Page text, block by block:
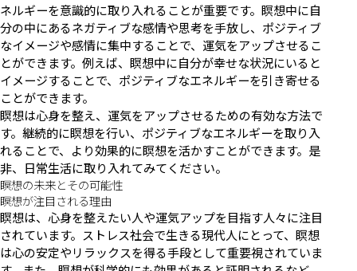
ネルギーを意識的に取り入れることが重要です。瞑想中に自
分の中にあるネガティブな感情や思考を手放し、ポジティブ
なイメージや感情に集中することで、運気をアップさせるこ
とができます。例えば、瞑想中に自分が幸せな状況にいると
イメージすることで、ポジティブなエネルギーを引き寄せる
ことができます。
瞑想は心身を整え、運気をアップさせるための有効な方法で
す。継続的に瞑想を行い、ポジティブなエネルギーを取り入
れることで、より効果的に瞑想を活かすことができます。是
非、日常生活に取り入れてみてください。
瞑想の未来とその可能性
瞑想が注目される理由
瞑想は、心身を整えたい人や運気アップを目指す人々に注目
されています。ストレス社会で生きる現代人にとって、瞑想
は心の安定やリラックスを得る手段として重要視されていま